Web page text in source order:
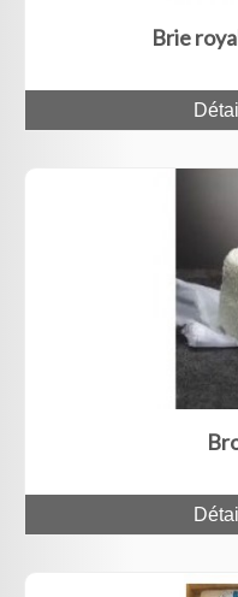
Brie